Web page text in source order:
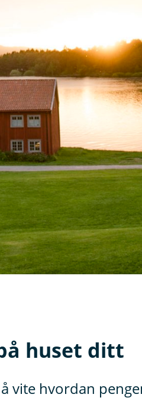
huset ditt
vite hvordan